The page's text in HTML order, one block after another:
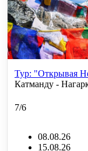
Тур: "Открывая
Катманду -
7/6
08.08.26
15.08.26